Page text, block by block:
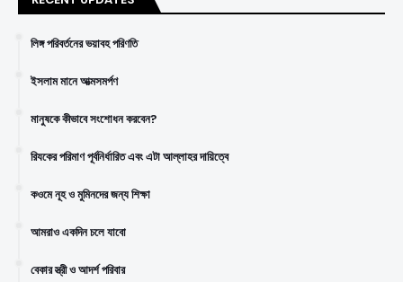
লিঙ্গ পরিবর্তনের ভয়াবহ পরিণতি
ইসলাম মানে আত্মসমর্পণ
মানুষকে কীভাবে সংশোধন করবেন?
রিযকের পরিমাণ পূর্বনির্ধারিত এবং এটা আল্লাহর দায়িত্বে
কওমে নূহ ও মুমিনদের জন্য শিক্ষা
আমরাও একদিন চলে যাবো
বেকার স্ত্রী ও আদর্শ পরিবার